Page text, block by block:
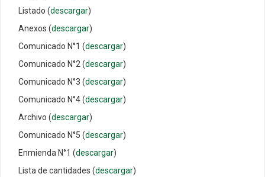
Listado (descargar)
Anexos (descargar)
Comunicado N°1 (descargar)
Comunicado N°2 (descargar)
Comunicado N°3 (descargar)
Comunicado N°4 (descargar)
Archivo (descargar)
Comunicado N°5 (descargar)
Enmienda N°1 (descargar)
Lista de cantidades (descargar)